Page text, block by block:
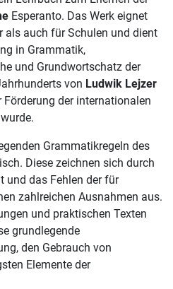
Esperanto. Das Werk eignet
als auch für Schulen und dient
in Grammatik,
und Grundwortschatz der
von Ludwik Lejzer
Förderung der internationalen
Grammatikregeln des
Diese zeichnen sich durch
und das Fehlen der für
zahlreichen Ausnahmen aus.
und praktischen Texten
grundlegende
den Gebrauch von
Elemente der